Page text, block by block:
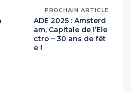
PROCHAIN ARTICLE
ADE 2025 : Amsterd
am, Capitale de l’Ele
ctro – 30 ans de fêt